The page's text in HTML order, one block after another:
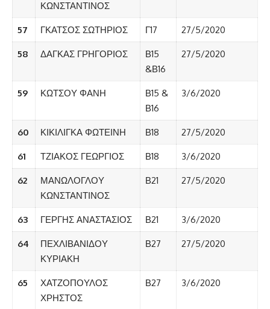
ΚΩΝΣΤΑΝΤΙΝΟΣ
57 ΓΚΑΤΣΟΣ ΣΩΤΗΡΙΟΣ Γ17 27/5/2020
58 ΔΑΓΚΑΣ ΓΡΗΓΟΡΙΟΣ
Β15
&Β16
27/5/2020
59 ΚΩΤΣΟΥ ΦΑΝΗ
Β15 &
Β16
3/6/2020
60 ΚΙΚΙΛΙΓΚΑ ΦΩΤΕΙΝΗ Β18 27/5/2020
61 ΤΖΙΑΚΟΣ ΓΕΩΡΓΙΟΣ Β18 3/6/2020
62
ΜΑΝΩΛΟΓΛΟΥ
ΚΩΝΣΤΑΝΤΙΝΟΣ
Β21 27/5/2020
63 ΓΕΡΓΗΣ ΑΝΑΣΤΑΣΙΟΣ Β21 3/6/2020
64
ΠΕΧΛΙΒΑΝΙΔΟΥ
ΚΥΡΙΑΚΗ
Β27 27/5/2020
65
ΧΑΤΖΟΠΟΥΛΟΣ
ΧΡΗΣΤΟΣ
Β27 3/6/2020